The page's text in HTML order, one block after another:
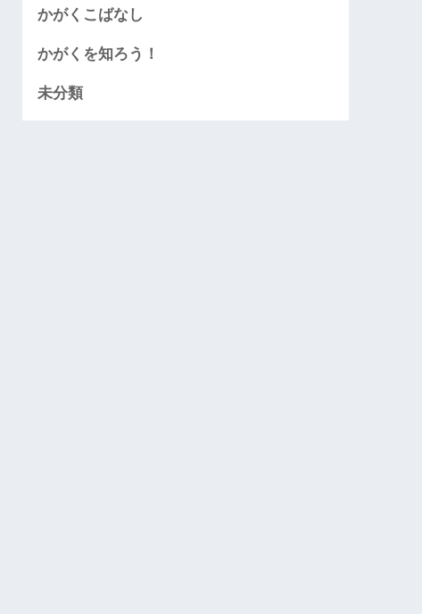
かがくこばなし
かがくを知ろう！
未分類